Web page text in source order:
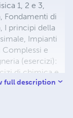
1, 2 e 3,
Fondamenti di
I principi della
Impianti
e
(esercizi):
di chimica e
Informatica:
full description